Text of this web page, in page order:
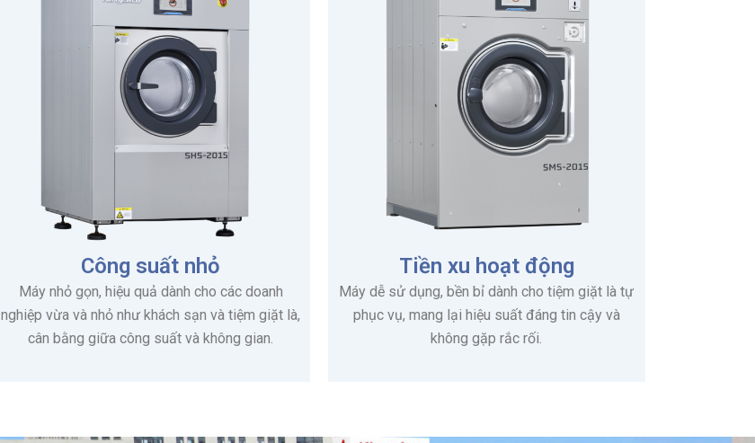
Công suất nhỏ
Máy nhỏ gọn, hiệu quả dành cho các doanh
nghiệp vừa và nhỏ như khách sạn và tiệm giặt là,
cân bằng giữa công suất và không gian.
Tiền xu hoạt động
Máy dễ sử dụng, bền bỉ dành cho tiệm giặt là tự
phục vụ, mang lại hiệu suất đáng tin cậy và
không gặp rắc rối.